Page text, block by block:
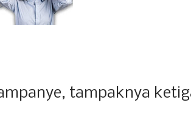
tampaknya